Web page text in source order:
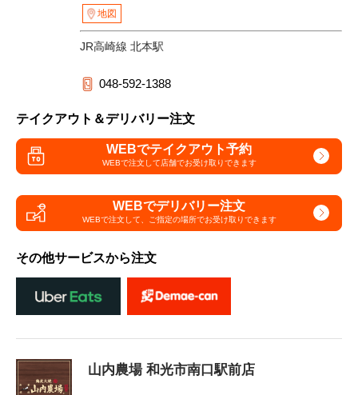
地図
JR高崎線 北本駅
048-592-1388
テイクアウト＆デリバリー注文
WEBでテイクアウト予約
WEBで注文して店舗でお受け取りできます
WEBでデリバリー注文
WEBで注文して、 ご指定の場所でお受け取りできます
その他サービスから注文
山内農場 和光市南口駅前店